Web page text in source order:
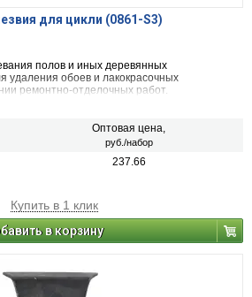
для цикли (0861-S3)
полов и иных деревянных
удаления обоев и лакокрасочных
ремонтно-отделочных работ.
Оптовая цена,
руб./набор
237.66
Купить в 1 клик
в корзину